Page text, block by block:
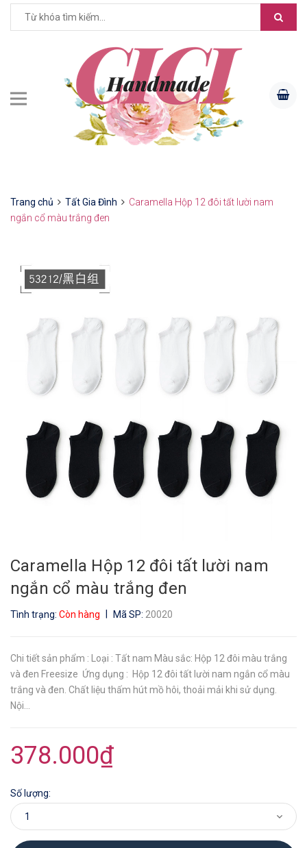
Trang chủ Tất Gia Đình
Caramella Hộp 12 đôi tất lười nam
ngắn cổ màu trắng đen
Caramella Hộp 12 đôi tất lười nam
ngắn cổ màu trắng đen
Tình trạng: Còn hàng Mã SP: 20020
Chi tiết sản phẩm : Loại : Tất nam Màu sắc: Hộp 12 đôi màu trắng
và đen Freesize Ứng dụng : Hộp 12 đôi tất lười nam ngắn cổ màu
trắng và đen. Chất liệu thấm hút mồ hôi, thoải mải khi sử dụng.
Nội...
378.000₫
Số lượng: